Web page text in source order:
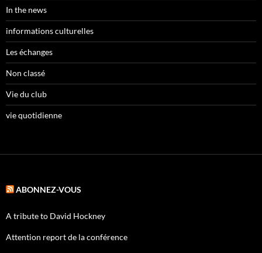
In the news
informations culturelles
Les échanges
Non classé
Vie du club
vie quotidienne
ABONNEZ-VOUS
A tribute to David Hockney
Attention report de la conférence